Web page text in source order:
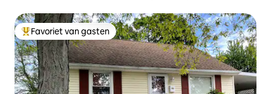
Topfavoriet van gasten
Favoriet van gasten